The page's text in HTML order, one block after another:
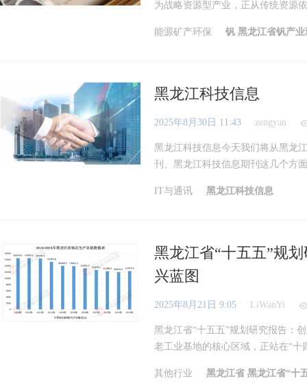
为战略资源型产业，正从传统资源
能源矿产环保 钒 黑龙江省钒产
黑龙江科技信息
2025年8月30日 11:43 zengyan
黑龙江科技信息今天我们将从黑龙
刊、黑龙江科技信息期刊这几个方
IT与通讯 黑龙江科技信息
黑龙江省“十五五”规
兴蓝图
2025年8月21日 9:05 LiWanYi
黑龙江省“十五五”规划研究报告：
老工业基地的核心区域，正站在“十
其他行业 黑龙江省 黑龙江省“十